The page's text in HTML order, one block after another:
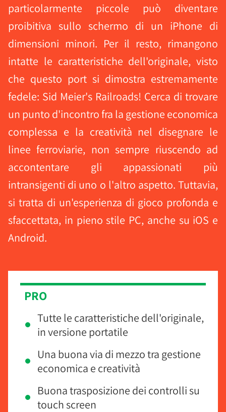
particolarmente piccole può diventare
proibitiva sullo schermo di un iPhone di
dimensioni minori. Per il resto, rimangono
intatte le caratteristiche dell'originale, visto
che questo port si dimostra estremamente
fedele: Sid Meier's Railroads! Cerca di trovare
un punto d'incontro fra la gestione economica
complessa e la creatività nel disegnare le
linee ferroviarie, non sempre riuscendo ad
accontentare gli appassionati più
intransigenti di uno o l'altro aspetto. Tuttavia,
si tratta di un'esperienza di gioco profonda e
sfaccettata, in pieno stile PC, anche su iOS e
Android.
PRO
Tutte le caratteristiche dell'originale,
in versione portatile
Una buona via di mezzo tra gestione
economica e creatività
Buona trasposizione dei controlli su
touch screen